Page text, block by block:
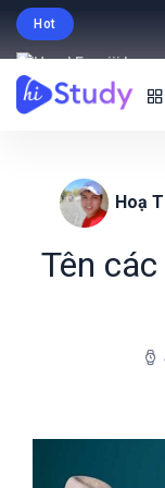
Hot
-95% off.
Hoạ
Tên